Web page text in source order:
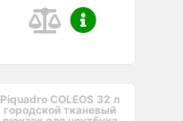
Piquadro COLEOS 32 л
городской тканевый